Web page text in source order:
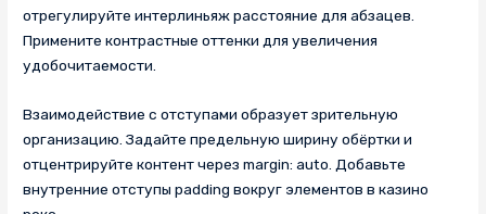
отрегулируйте интерлиньяж расстояние для абзацев.
Примените контрастные оттенки для увеличения
удобочитаемости.
Взаимодействие с отступами образует зрительную
организацию. Задайте предельную ширину обёртки и
отцентрируйте контент через margin: auto. Добавьте
внутренние отступы padding вокруг элементов в казино